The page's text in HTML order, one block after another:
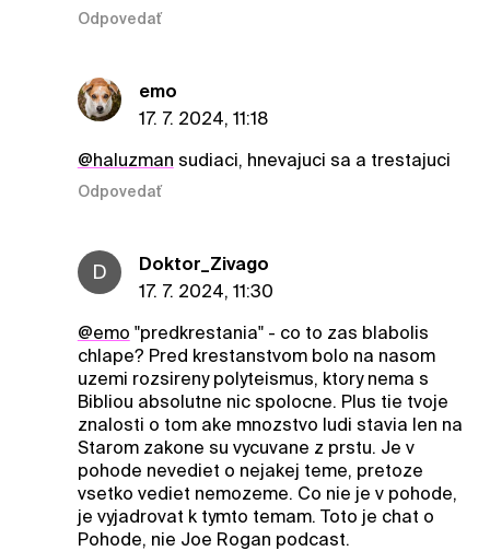
Odpovedať
emo
17. 7. 2024, 11:18
@haluzman sudiaci, hnevajuci sa a trestajuci
Odpovedať
D
Doktor_Zivago
17. 7. 2024, 11:30
@emo "predkrestania" - co to zas blabolis
chlape? Pred krestanstvom bolo na nasom
uzemi rozsireny polyteismus, ktory nema s
Bibliou absolutne nic spolocne. Plus tie tvoje
znalosti o tom ake mnozstvo ludi stavia len na
Starom zakone su vycuvane z prstu. Je v
pohode nevediet o nejakej teme, pretoze
vsetko vediet nemozeme. Co nie je v pohode,
je vyjadrovat k tymto temam. Toto je chat o
Pohode, nie Joe Rogan podcast.